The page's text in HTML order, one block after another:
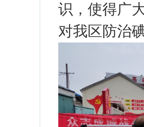
识，使得广
对我区防治